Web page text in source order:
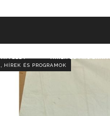
HÍREK ÉS PROGRAMOK